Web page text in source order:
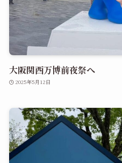
大阪関西万博前夜祭へ
2025年5月12日